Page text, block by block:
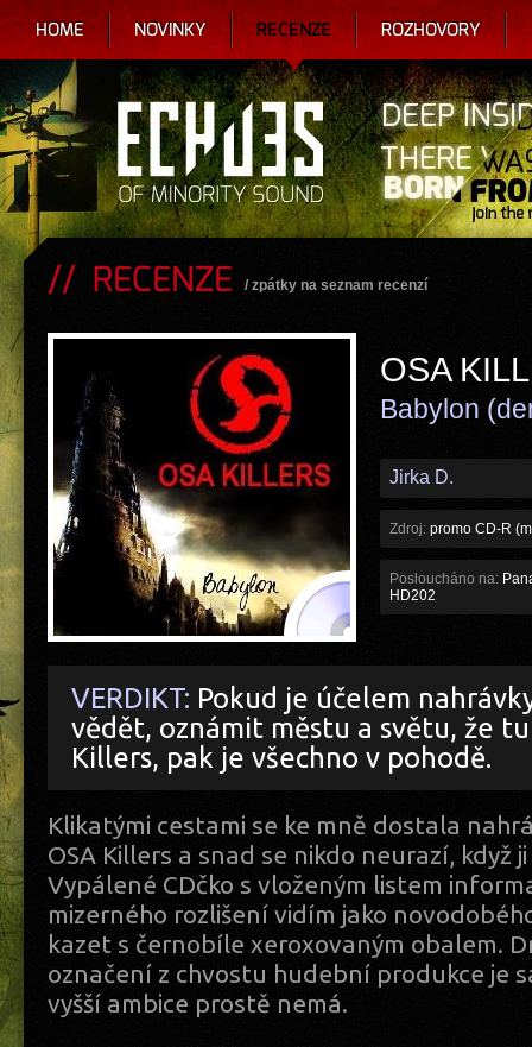
HOME NOVINKY RECENZE ROZHOVORY
RECENZE / zpátky na seznam recenzí
OSA
Babylon
Jirka D.
Zdroj: promo CD-R
Posloucháno na:
HD202
VERDIKT: Pokud je účelem
vědět, oznámit městu a světu, že tu
Killers, pak je všechno v pohodě.
Klikatými cestami se ke mně dostala
OSA Killers a snad se nikdo neurazí, když
Vypálené CDčko s vloženým listem
mizerného rozlišení vidím jako
kazet s černobíle xeroxovaným obalem.
označení z chvostu hudební produkce je
vyšší ambice prostě nemá.